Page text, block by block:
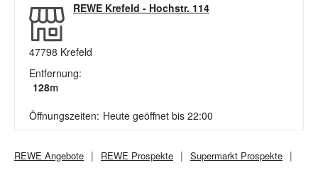
REWE Krefeld - Hochstr. 114
47798 Krefeld
Entfernung:
128m
Öffnungszeiten: Heute geöffnet bis 22:00
REWE Angebote REWE Prospekte Supermarkt Prospekte